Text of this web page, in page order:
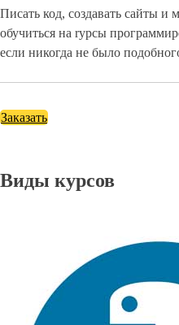
Писать код, создавать сайты
обучиться на rурсы
если никогда не было
Заказать
Виды курсов